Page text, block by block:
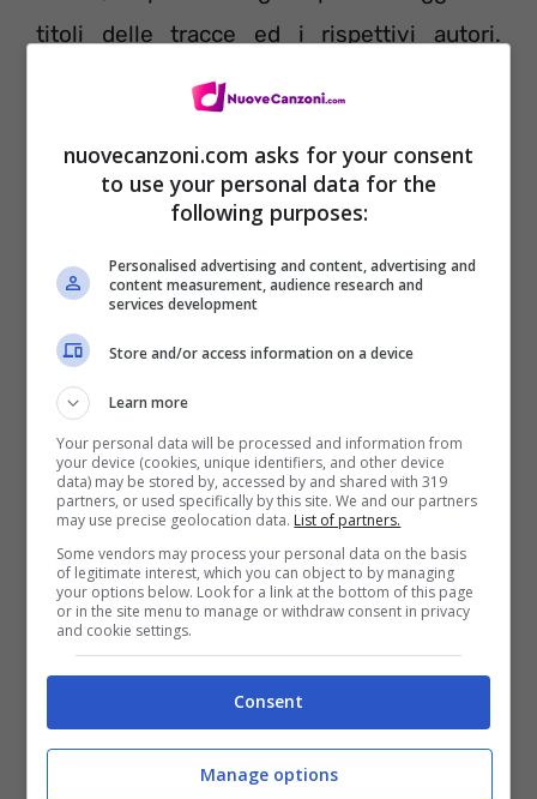
titoli delle tracce ed i rispettivi autori.
Ancora dopo potete ascoltare tutti i pezzi.
nuovecanzoni.com asks for your consent
to use your personal data for the
following purposes:
Personalised advertising and content, advertising and
content measurement, audience research and
services development
Store and/or access information on a device
Learn more
Your personal data will be processed and information from
your device (cookies, unique identifiers, and other device
data) may be stored by, accessed by and shared with 319
partners, or used specifically by this site. We and our partners
may use precise geolocation data. List of partners.
Some vendors may process your personal data on the basis
of legitimate interest, which you can object to by managing
your options below. Look for a link at the bottom of this page
or in the site menu to manage or withdraw consent in privacy
and cookie settings.
Consent
Manage options